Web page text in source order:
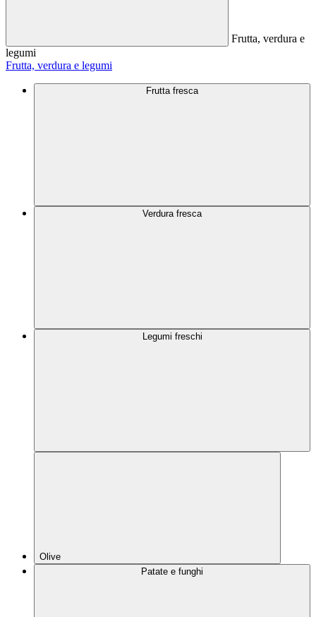
Frutta, verdura e
legumi
Frutta, verdura e legumi
Frutta fresca
Verdura fresca
Legumi freschi
Olive
Patate e funghi